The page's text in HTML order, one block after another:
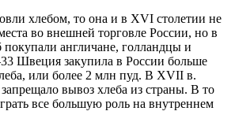
хлебом, то она и в XVI столетии не
во внешней торговле России, но в
англичане, голландцы и
Швеция закупила в России больше
или более 2 млн пуд. В XVII в.
запрещало вывоз хлеба из страны. В то
все большую роль на внутреннем